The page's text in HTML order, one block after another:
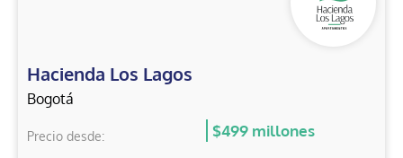
Hacienda Los Lagos
Bogotá
Precio desde: $499 millones